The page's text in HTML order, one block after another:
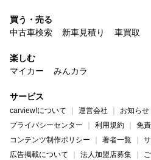
買う・売る
中古車検索
新車見積り 車買取
楽しむ
マイカー
みんカラ
サービス
carview!について 運営会社 お知らせ
プライバシーセンター
利用規約
免
コンテンツ制作ポリシー
著者一覧
広告掲載について
法人加盟店募集